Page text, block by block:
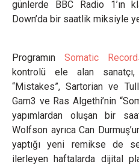
günlerde BBC Radio 1’ın
Down’da bir saatlik miksiyle
Programın Somatic
kontrolü ele alan
“Mistakes”, Sartorian ve
Gam3 ve Ras Algethi’nin
yapımlardan oluşan bir
Wolfson ayrıca Can
yaptığı yeni remikse de
ilerleyen haftalarda dijital